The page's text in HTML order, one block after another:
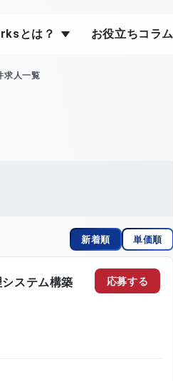
とは？ お役立ちコラム
人一覧
新着順 単価順
ステム構築 応募する